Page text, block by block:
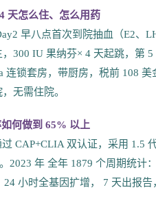
天怎么住、怎么用药
早八点首次到院抽血（E2、
300 IU 果纳芬× 4 天起跳，
连锁套房，带厨房，税前 108
无需住院。
何做到 65% 以上
CAP+CLIA 双认证，采用 1.5
2023 年 全年 1879 个周期统计
24 小时全基因扩增， 7 天出报